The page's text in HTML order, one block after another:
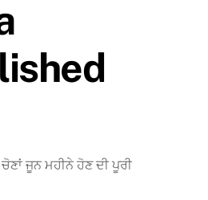
ਜੂਨ ਮਹੀਨੇ ਹੋਣ ਦੀ ਪੂਰੀ